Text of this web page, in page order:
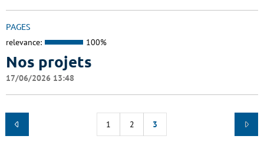
PAGES
relevance: 100%
Nos projets
17/06/2026 13:48
1 2 3